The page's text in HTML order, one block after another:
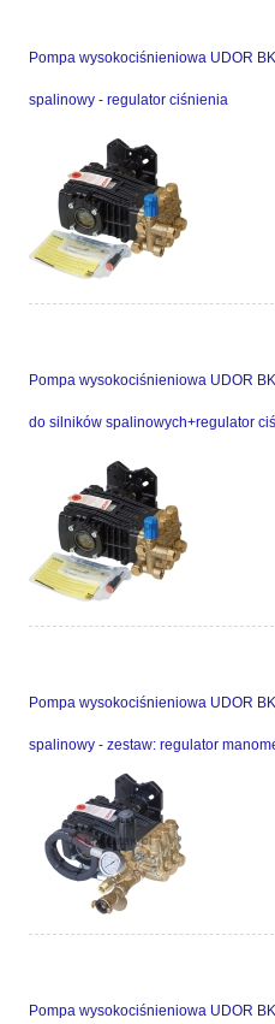
Pompa wysokociśnieniowa UDOR
spalinowy - regulator ciśnienia
Pompa wysokociśnieniowa UDOR
do silników spalinowych+regulator
Pompa wysokociśnieniowa UDOR
spalinowy - zestaw: regulator
Pompa wysokociśnieniowa UDOR